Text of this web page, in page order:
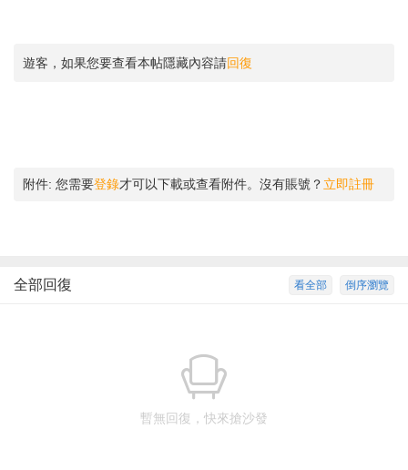
遊客，如果您要查看本帖隱藏內容請回復
附件: 您需要登錄才可以下載或查看附件。沒有賬號？ 立即註冊
倒序瀏覽
看全部
全部回復
暫無回復，快來搶沙發